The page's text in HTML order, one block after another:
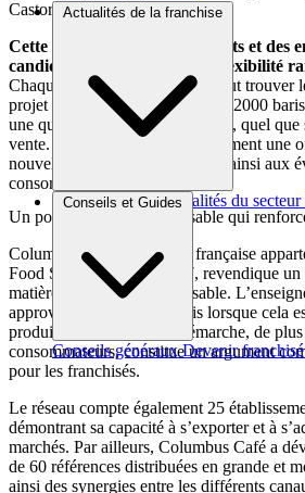
Actualités de la franchise
Brèves et actus Actualités du secteur
Conseils et Guides
Conseils généraux Devenir franchisé
Castorama.
Cette diversification des formats et des
candidats à la franchise une flexibilité
Chaque profil d’entrepreneur peut trouver
projet et à son marché local. Les 2000
une qualité de service homogène, quel
vente. L’enseigne propose également une
nouvelles références, répondant ainsi aux
consommation post-pandémie.
Un positionnement responsable qui
Columbus Café, entreprise française
Food Services depuis 2007, revendique un
matière de sourcing responsable.
approvisionnements français lorsque cela
produits labellisés. Cette démarche, de
consommateurs, constitue un argument
pour les franchisés.
Le réseau compte également 25
démontrant sa capacité à s’exporter et à
marchés. Par ailleurs, Columbus Café a
de 60 références distribuées en grande et
ainsi des synergies entre les différents